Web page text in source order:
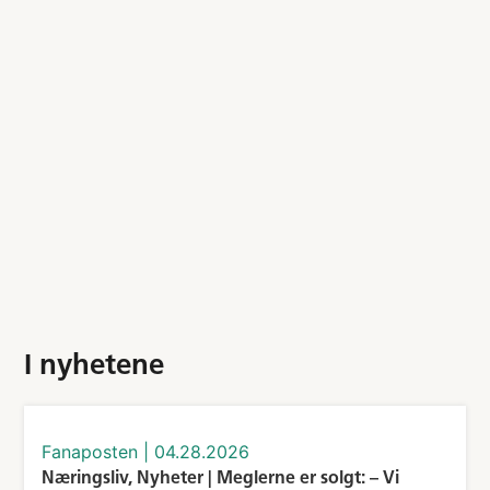
I nyhetene
fanaposten 04.28.2026
Næringsliv, Nyheter | Meglerne er solgt: – Vi